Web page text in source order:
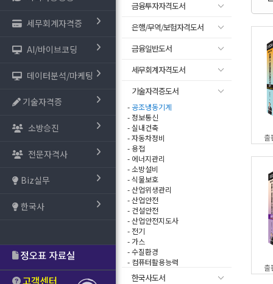
세무회계자격증
AI/바이브코딩
데이터분석/마케팅
기술자격증
소방승진
전문자격사
Biz실무
한국사
금융투자자격도서
은행/무역/보험자격도서
금융일반도서
세무회계자격도서
기술자격증도서
- 공조냉동기계
- 정보통신
- 실내건축
- 자동차정비
- 용접
- 에너지관리
- 소방설비
- 식물보호
- 산업위생관리
- 산업안전
- 건설안전
- 산업안전지도사
- 전기
- 가스
- 수질환경
- 컴퓨터활용능력
한국사도서
출
출